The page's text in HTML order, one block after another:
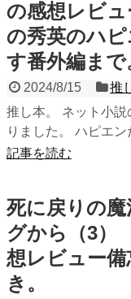
の感想レビ
の秀英のハ
す番外編まで
2024/8/15
推
推し本。 ネット小
りました。 ハピエ
記事を読む
死に戻りの
グから（3
想レビュー
き。